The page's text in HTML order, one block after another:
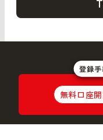
無料口座